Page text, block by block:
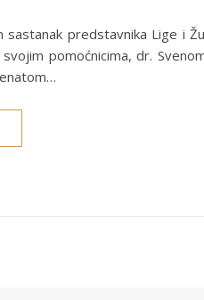
sastanak predstavnika Lige i
pomoćnicima, dr.